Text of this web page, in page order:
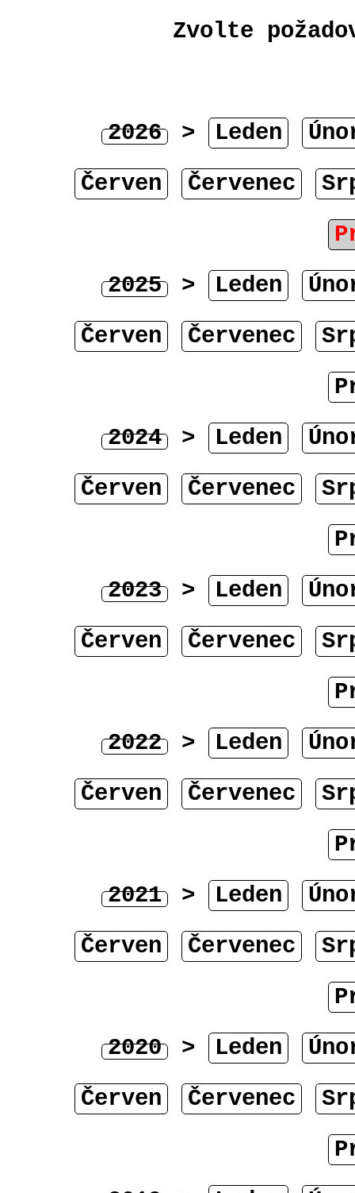
Zvolte
2026 > Leden
Červen
Červenec
2025 > Leden
Červen
Červenec
2024 > Leden
Červen
Červenec
2023 > Leden
Červen
Červenec
2022 > Leden
Červen
Červenec
2021 > Leden
Červen
Červenec
2020 > Leden
Červen
Červenec